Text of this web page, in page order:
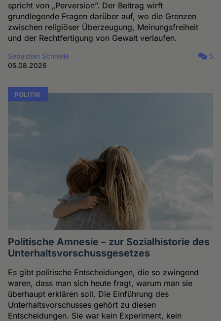
spricht von „Perversion”. Der Beitrag wirft
grundlegende Fragen darüber auf, wo die Grenzen
zwischen religiöser Überzeugung, Meinungsfreiheit
und der Rechtfertigung von Gewalt verlaufen.
Sebastian Schnelle
05.08.2026
5
POLITIK
Politische Amnesie – zur Sozialhistorie des
Unterhaltsvorschussgesetzes
Es gibt politische Entscheidungen, die so zwingend
waren, dass man sich heute fragt, warum man sie
überhaupt erklären soll. Die Einführung des
Unterhaltsvorschusses gehört zu diesen
Entscheidungen. Sie war kein Experiment, kein